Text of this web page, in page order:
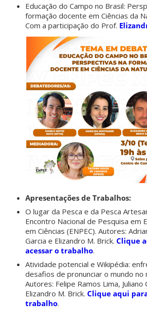
Educação do Campo no Brasil:
formação docente em Ciências da
Com a participação do Prof.
Apresentações de Trabalhos:
O lugar da Pesca e da Pesca
Encontro Nacional de Pesquisa em
em Ciências (ENPEC). Autores:
Garcia e Elizandro M. Brick.Clique
acessar o trabalho.
Atividade potencial e Wikipédia:
desafios de pronunciar o mundo no
Autores: Felipe Ramos Lima, Juliano
Elizandro M. Brick.Clique aqui
trabalho.